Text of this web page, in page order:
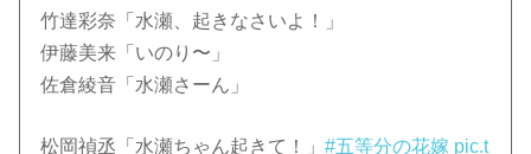
竹達彩奈「水瀬、起きなさいよ！」
伊藤美来「いのり〜」
佐倉綾音「水瀬さーん」
松岡禎丞「水瀬ちゃん起きて！」#五等分の花嫁 pic.t